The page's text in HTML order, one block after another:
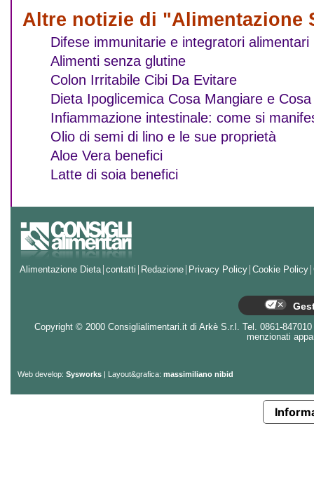
Altre notizie di "Alimentazione
Difese immunitarie e integratori alimentari
Alimenti senza glutine
Colon Irritabile Cibi Da Evitare
Dieta Ipoglicemica Cosa Mangiare e
Infiammazione intestinale: come si
Olio di semi di lino e le sue proprietà
Aloe Vera benefici
Latte di soia benefici
Alimentazione Dieta contatti Redazione Privacy Policy Cookie Policy
Copyright © 2000 Consiglialimentari.it di Arkè S.r.l. Tel. 0861-
menzionati
Web develop: Sysworks | Layout&grafica: massimiliano nibid